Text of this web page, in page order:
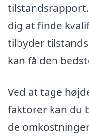
dig at finde
tilbyder
kan få den
Ved at tage
faktorer kan du
de